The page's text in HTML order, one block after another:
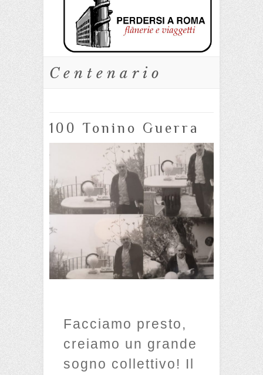
Centenario
100 Tonino Guerra
Facciamo presto,
creiamo un grande
sogno collettivo! Il